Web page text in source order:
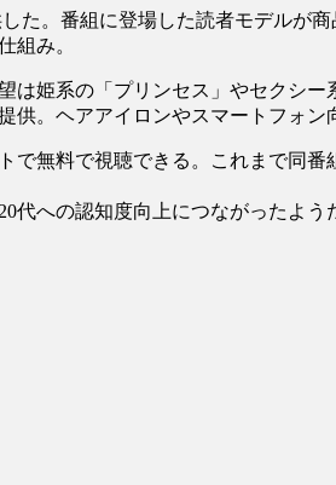
た。番組に登場した読者モデルが
組み。
姫系の「プリンセス」やセクシ
供。ヘアアイロンやスマートフォン
無料で視聴できる。これまで同
代への認知度向上につながったよう